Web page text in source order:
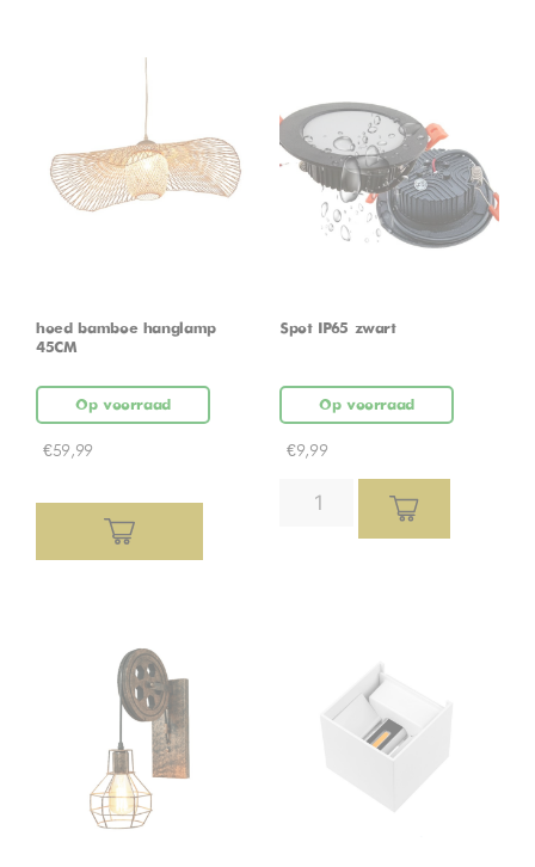
hoed bamboe hanglamp
45CM
Op voorraad
€59,99
Spot IP65 zwart
Op voorraad
€9,99